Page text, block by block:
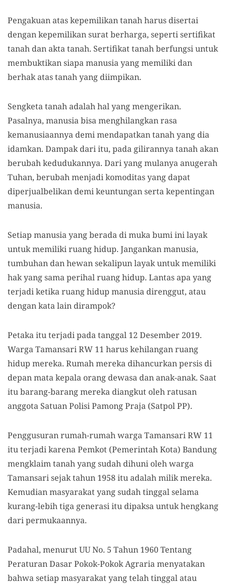
Pengakuan atas kepemilikan tanah harus disertai
dengan kepemilikan surat berharga, seperti sertifikat
tanah dan akta tanah. Sertifikat tanah berfungsi untuk
membuktikan siapa manusia yang memiliki dan
berhak atas tanah yang diimpikan.
Sengketa tanah adalah hal yang mengerikan.
Pasalnya, manusia bisa menghilangkan rasa
kemanusiaannya demi mendapatkan tanah yang dia
idamkan. Dampak dari itu, pada gilirannya tanah akan
berubah kedudukannya. Dari yang mulanya anugerah
Tuhan, berubah menjadi komoditas yang dapat
diperjualbelikan demi keuntungan serta kepentingan
manusia.
Setiap manusia yang berada di muka bumi ini layak
untuk memiliki ruang hidup. Jangankan manusia,
tumbuhan dan hewan sekalipun layak untuk memiliki
hak yang sama perihal ruang hidup. Lantas apa yang
terjadi ketika ruang hidup manusia direnggut, atau
dengan kata lain dirampok?
Petaka itu terjadi pada tanggal 12 Desember 2019.
Warga Tamansari RW 11 harus kehilangan ruang
hidup mereka. Rumah mereka dihancurkan persis di
depan mata kepala orang dewasa dan anak-anak. Saat
itu barang-barang mereka diangkut oleh ratusan
anggota Satuan Polisi Pamong Praja (Satpol PP).
Penggusuran rumah-rumah warga Tamansari RW 11
itu terjadi karena Pemkot (Pemerintah Kota) Bandung
mengklaim tanah yang sudah dihuni oleh warga
Tamansari sejak tahun 1958 itu adalah milik mereka.
Kemudian masyarakat yang sudah tinggal selama
kurang-lebih tiga generasi itu dipaksa untuk hengkang
dari permukaannya.
Padahal, menurut UU No. 5 Tahun 1960 Tentang
Peraturan Dasar Pokok-Pokok Agraria menyatakan
bahwa setiap masyarakat yang telah tinggal atau